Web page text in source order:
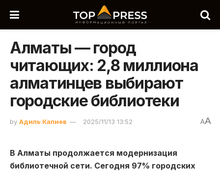
Алматы — город
читающих: 2,8 миллиона
алматинцев выбирают
городские библиотеки
by Адиль Калиев 2025/11/13 13:52 AA
В Алматы продолжается модернизация
библиотечной сети. Сегодня 97% городских